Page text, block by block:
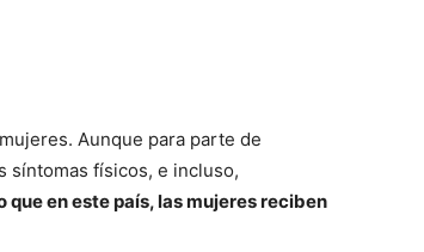
Aunque para parte de
síntomas físicos, e incluso,
que en este país, las mujeres reciben